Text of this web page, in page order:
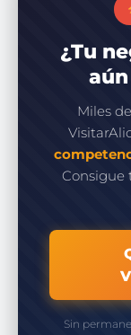
¿Tu
Miles
Consigue
Sin